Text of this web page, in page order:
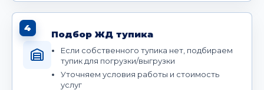
4
Подбор ЖД тупика
Если собственного тупика нет, подбираем
тупик для погрузки/выгрузки
Уточняем условия работы и стоимость
услуг